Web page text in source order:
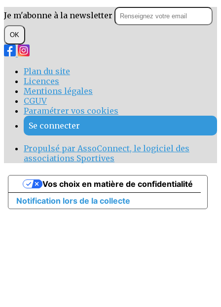
Je m'abonne à la newsletter
OK
Plan du site
Licences
Mentions légales
CGUV
Paramétrer vos cookies
Se connecter
Propulsé par AssoConnect, le logiciel des
associations Sportives
Notification lors de la collecte
Vos choix en matière de confidentialité